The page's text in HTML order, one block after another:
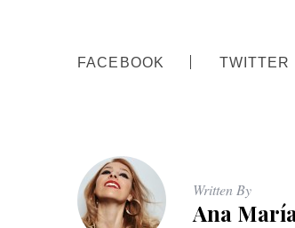
FACEBOOK TWITTER
Written By
Ana